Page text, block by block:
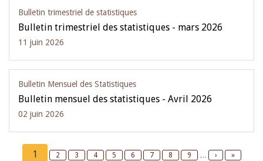
Bulletin trimestriel de statistiques
Bulletin trimestriel des statistiques - mars 2026
11 juin 2026
Bulletin Mensuel des Statistiques
Bulletin mensuel des statistiques - Avril 2026
02 juin 2026
Pagination
Current
1 Page
2 Page
3 Page
4 Page
5 Page
6 Page
7 Page
8 Page
9 …
Next
›
Last
»